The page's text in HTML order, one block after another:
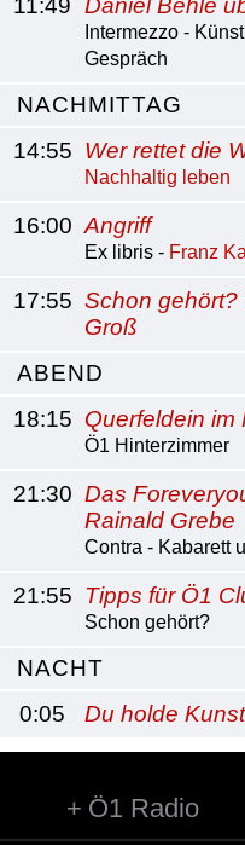
11:49 Daniel Behle
Intermezzo -
Gespräch
NACHMITTAG
14:55 Wer rettet die
Nachhaltig leben
16:00 Angriff
Ex libris - Franz
17:55 Schon gehört?
Groß
ABEND
18:15 Querfeldein im
Ö1 Hinterzimmer
21:30 Das
Rainald Grebe
Contra - Kabarett
21:55 Tipps für Ö1
Schon gehört?
NACHT
0:05
Du holde Kunst
Ö1 Radio